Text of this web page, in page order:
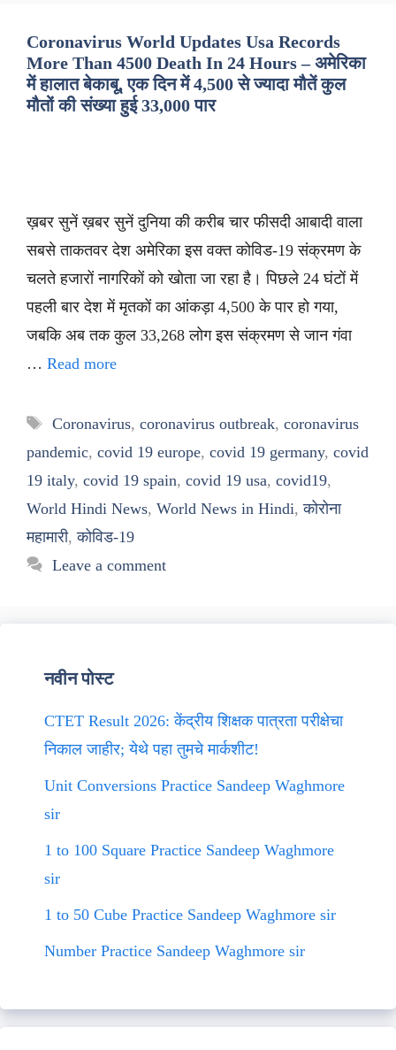
Coronavirus World Updates Usa Records
More Than 4500 Death In 24 Hours – अमेरिका
में हालात बेकाबू, एक दिन में 4,500 से ज्यादा मौतें कुल
मौतों की संख्या हुई 33,000 पार
ख़बर सुनें ख़बर सुनें दुनिया की करीब चार फीसदी आबादी वाला
सबसे ताकतवर देश अमेरिका इस वक्त कोविड-19 संक्रमण के
चलते हजारों नागरिकों को खोता जा रहा है। पिछले 24 घंटों में
पहली बार देश में मृतकों का आंकड़ा 4,500 के पार हो गया,
जबकि अब तक कुल 33,268 लोग इस संक्रमण से जान गंवा
… Read more
Tags
Coronavirus, coronavirus outbreak, coronavirus
pandemic, covid 19 europe, covid 19 germany, covid
19 italy, covid 19 spain, covid 19 usa, covid19,
World Hindi News, World News in Hindi,कोरोना
महामारी,कोविड-19
Leave a comment
नवीन पोस्ट
CTET Result 2026: केंद्रीय शिक्षक पात्रता परीक्षेचा
निकाल जाहीर; येथे पहा तुमचे मार्कशीट!
Unit Conversions Practice Sandeep Waghmore
sir
1 to 100 Square Practice Sandeep Waghmore
sir
1 to 50 Cube Practice Sandeep Waghmore sir
Number Practice Sandeep Waghmore sir